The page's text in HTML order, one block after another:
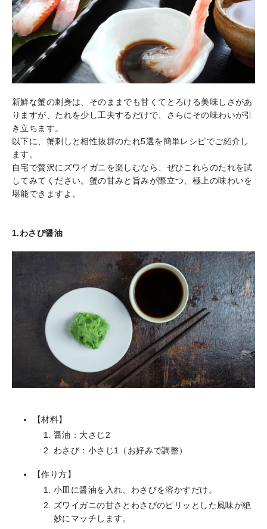
新鮮な蟹の刺身は、そのままでも甘くてとろける美味しさがあ
りますが、たれを少し工夫するだけで、さらにその味わいが引
き立ちます。
以下に、蟹刺しと相性抜群のたれ5選を簡単レシピでご紹介し
ます。
自宅で贅沢にズワイガニを楽しむなら、ぜひこれらのたれを試
してみてください。蟹の甘みと旨みが際立つ、極上の味わいを
堪能できますよ。
1.わさび醤油
【材料】
醤油：大さじ2
わさび：小さじ1（お好みで調整）
【作り方】
小皿に醤油を入れ、わさびを溶かすだけ。
ズワイガニの甘さとわさびのピリッとした風味が絶
妙にマッチします。